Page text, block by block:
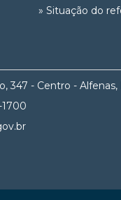
» Situação do
347 - Centro - Alfenas,
1700